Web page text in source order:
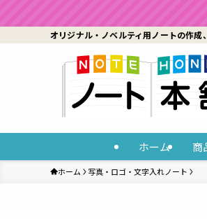
オリジナル・ノベルティ用ノートの作成
ホーム 商
ホーム 写真・ロゴ・文字入れノート